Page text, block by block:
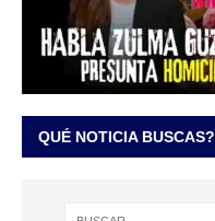
QUÉ NOTICIA BUSCAS?